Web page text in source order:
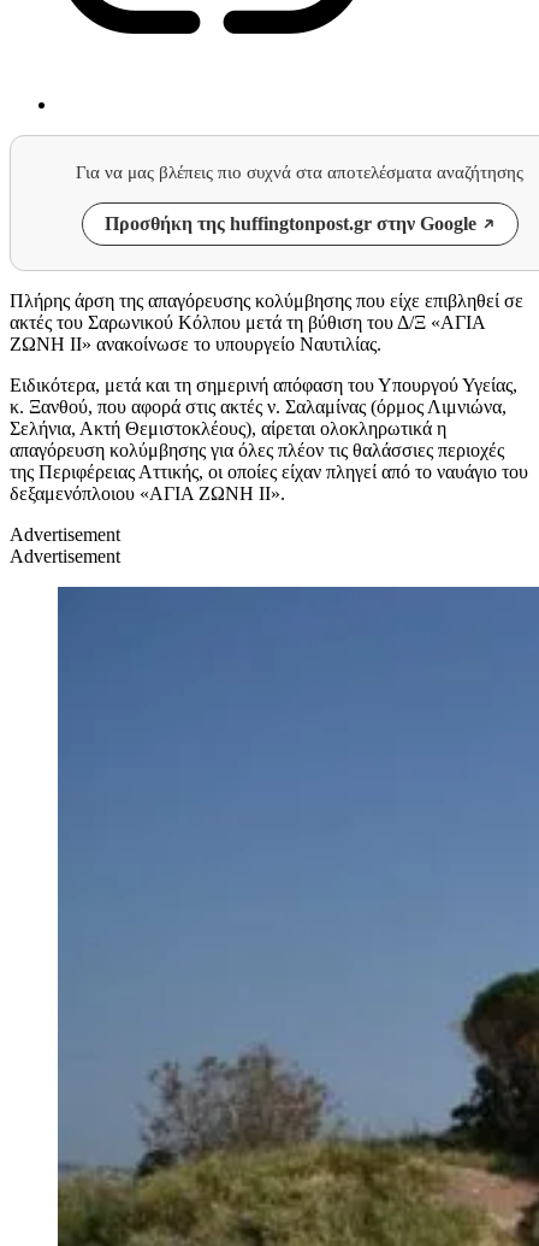
Για να μας βλέπεις πιο συχνά στα αποτελέσματα αναζήτησης
Προσθήκη της huffingtonpost.gr στην Google
Πλήρης άρση της απαγόρευσης κολύμβησης που είχε επιβληθεί σε
ακτές του Σαρωνικού Κόλπου μετά τη βύθιση του Δ/Ξ «ΑΓΙΑ
ΖΩΝΗ ΙΙ» ανακοίνωσε το υπουργείο Ναυτιλίας.
Ειδικότερα, μετά και τη σημερινή απόφαση του Υπουργού Υγείας,
κ. Ξανθού, που αφορά στις ακτές ν. Σαλαμίνας (όρμος Λιμνιώνα,
Σελήνια, Ακτή Θεμιστοκλέους), αίρεται ολοκληρωτικά η
απαγόρευση κολύμβησης για όλες πλέον τις θαλάσσιες περιοχές
της Περιφέρειας Αττικής, οι οποίες είχαν πληγεί από το ναυάγιο του
δεξαμενόπλοιου «ΑΓΙΑ ΖΩΝΗ ΙΙ».
Advertisement
Advertisement